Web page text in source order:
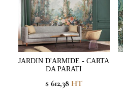
JARDIN D'ARMIDE - CARTA
DA PARATI
$ 612,38 HT